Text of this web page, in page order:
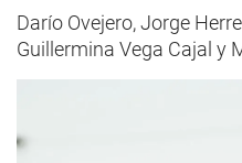
Darío Ovejero, Jorge
Guillermina Vega Cajal y